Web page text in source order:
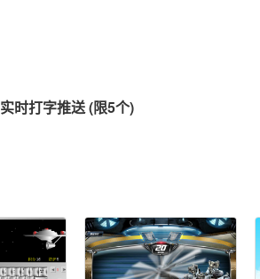
实时打字推送 (限5个)